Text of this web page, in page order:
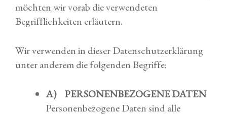
möchten wir vorab die verwendeten
Begrifflichkeiten erläutern.
Wir verwenden in dieser Datenschutzerklärung
unter anderem die folgenden Begriffe:
A) PERSONENBEZOGENE DATEN
Personenbezogene Daten sind alle